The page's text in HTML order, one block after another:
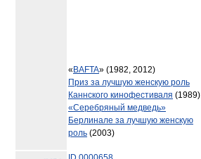
« BAFTA» (1982, 2012)
Приз за лучшую женскую роль
Каннского кинофестиваля (1989)
«Серебряный медведь»
Берлинале за лучшую женскую
роль (2003)